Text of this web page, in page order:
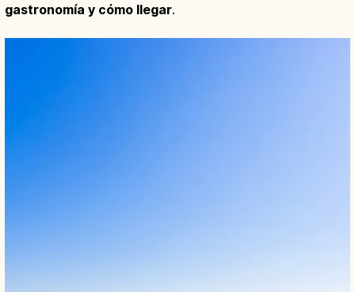
gastronomía y cómo llegar.